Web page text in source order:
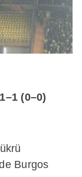
(0–0)
Burgos